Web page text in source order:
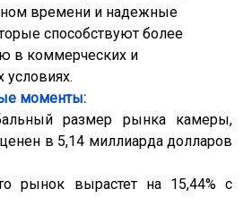
времени и надежные
способствуют более
в коммерческих и
условиях.
моменты:
размер рынка камеры,
в 5,14 миллиарда долларов
рынок вырастет на 15,44% с